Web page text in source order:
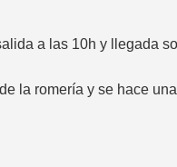
a las 10h y llegada
la romería y se hace